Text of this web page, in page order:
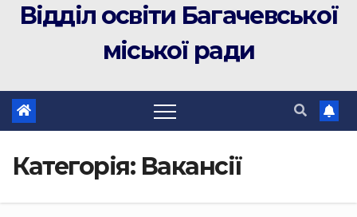
Відділ освіти Багачевської
міської ради
Категорія: Вакансії